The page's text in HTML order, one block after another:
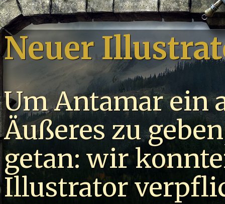
Neuer
Um Antamar ein
Äußeres zu
getan: wir
Illustrator